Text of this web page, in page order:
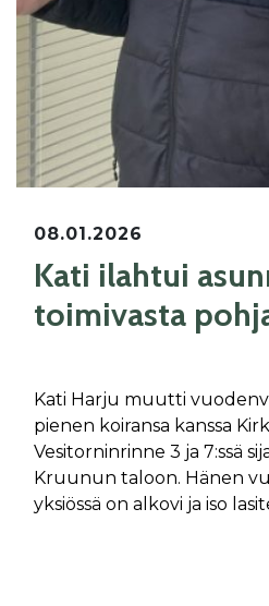
08.01.2026
Kati ilahtui
toimivasta
Kati Harju muutti
pienen koiransa kanssa
Vesitorninrinne 3 ja 7:ssä
Kruunun taloon. Hänen
yksiössä on alkovi ja iso